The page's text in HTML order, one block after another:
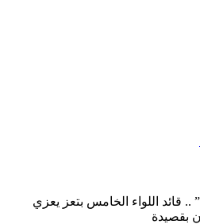
.. قائد اللواء الخامس بتعز يعزي
بقصيدة